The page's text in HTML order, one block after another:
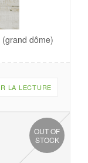
dôme)
LA LECTURE
OUT OF
STOCK